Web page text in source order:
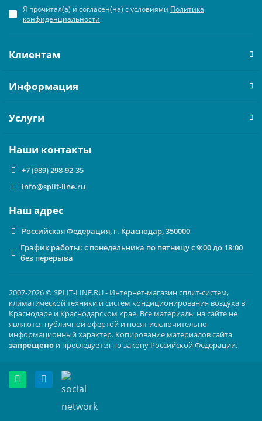
Я прочитал(а) и согласен(на) с условиями Политика
конфиденциальности
Клиентам
Информация
Услуги
Наши контакты
+7 (989) 298-92-35
info@split-line.ru
Наш адрес
Российская Федерация, г. Краснодар, 350000
График работы: с понедельника по пятницу с 9:00 до 18:00
без перерыва
2007-2026 © SPLIT-LINE.RU - Интернет-магазин сплит-систем,
климатической техники и систем кондиционирования воздуха в
Краснодаре и Краснодарском крае. Все материалы на сайте не
являются публичной офертой и носят исключительно
информационный характер. Копирование материалов сайта
запрещено и преследуется по закону Российской Федерации.